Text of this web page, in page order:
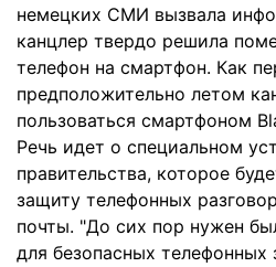
немецких СМИ вызвала
канцлер твердо решила
телефон на смартфон. Как
предположительно летом
пользоваться смартфоном
Речь идет о специальном
правительства, которое
защиту телефонных
почты. "До сих пор нужен
для безопасных телефонных